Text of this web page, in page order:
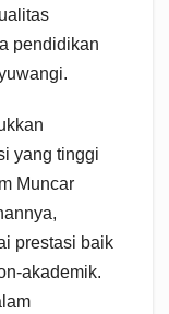
pendidikan
yang tinggi
Muncar
prestasi baik
akademik.